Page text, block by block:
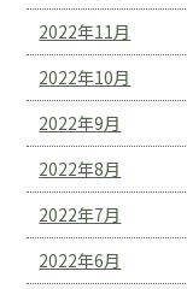
2022年11月
2022年10月
2022年9月
2022年8月
2022年7月
2022年6月